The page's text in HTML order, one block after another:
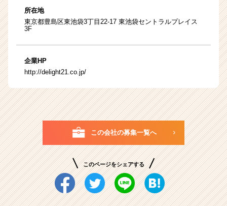
所在地
東京都豊島区東池袋3丁目22-17 東池袋セントラルプレイス
3F
企業HP
http://delight21.co.jp/
この会社の募集一覧へ
このページをシェアする